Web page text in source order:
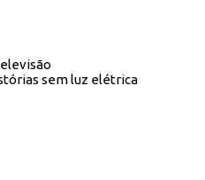
sem luz elétrica